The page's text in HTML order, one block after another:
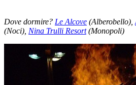
Dove dormire? ​ Le Alcove (Alberobello),
(Noci), Nina Trulli Resort(Monopoli)